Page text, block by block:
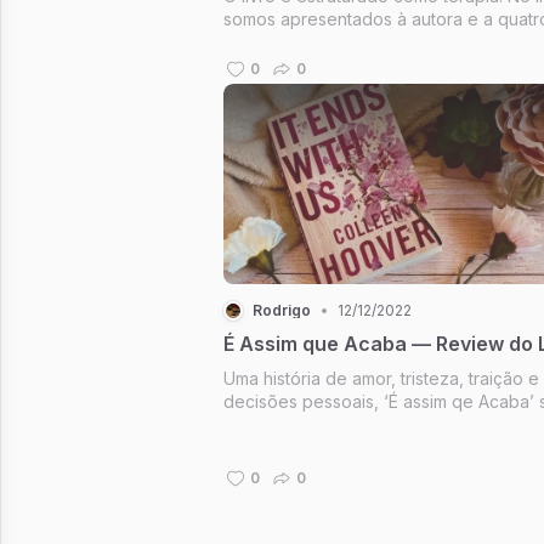
somos apresentados à autora e a
recentemente. Ao longo do livro,
por altos e baixos com todos os cinco
pacientes. Recebemos insights e
0 0
Rodrigo • 12/12/2022
É Assim que Acaba — Review do
Uma história de amor, tristeza, traição e
decisões pessoais, ‘É assim qe Acaba’
pensa que seus sonhos se tornaram
0 0